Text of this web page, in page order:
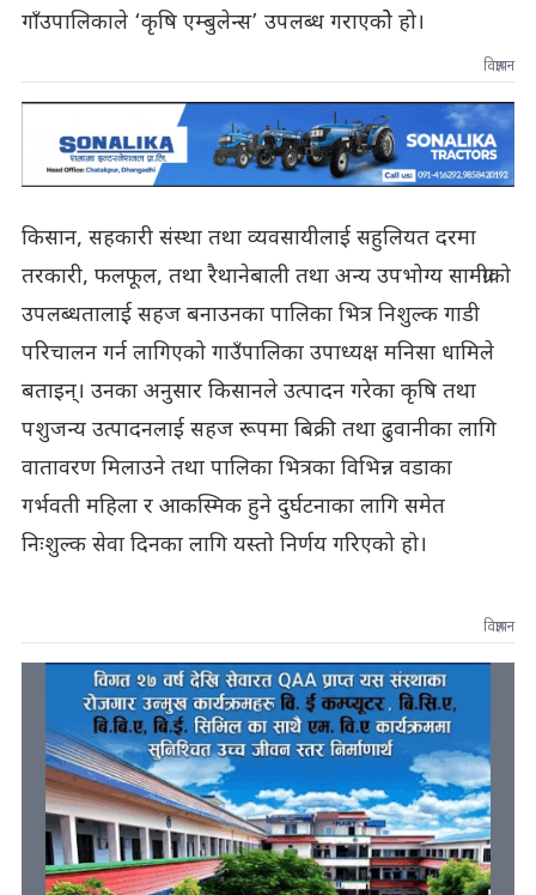
गाँउपालिकाले ‘कृषि एम्बुलेन्स’ उपलब्ध गराएकोे हो।
विज्ञापन
किसान, सहकारी संस्था तथा व्यवसायीलाई सहुलियत दरमा
तरकारी, फलफूल, तथा रैथानेबाली तथा अन्य उपभोग्य सामग्रीको
उपलब्धतालाई सहज बनाउनका पालिका भित्र निशुल्क गाडी
परिचालन गर्न लागिएको गाउँपालिका उपाध्यक्ष मनिसा धामिले
बताइन्। उनका अनुसार किसानले उत्पादन गरेका कृषि तथा
पशुजन्य उत्पादनलाई सहज रूपमा बिक्री तथा ढुवानीका लागि
वातावरण मिलाउने तथा पालिका भित्रका विभिन्न वडाका
गर्भवती महिला र आकस्मिक हुने दुर्घटनाका लागि समेत
निःशुल्क सेवा दिनका लागि यस्तो निर्णय गरिएको हो।
विज्ञापन